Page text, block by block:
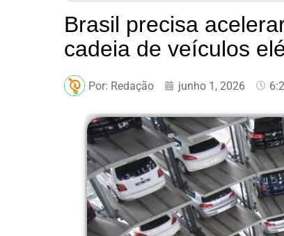
Investimentos
Token
Brasil precisa
cadeia de veículos
Por: Redação junho 1, 2026